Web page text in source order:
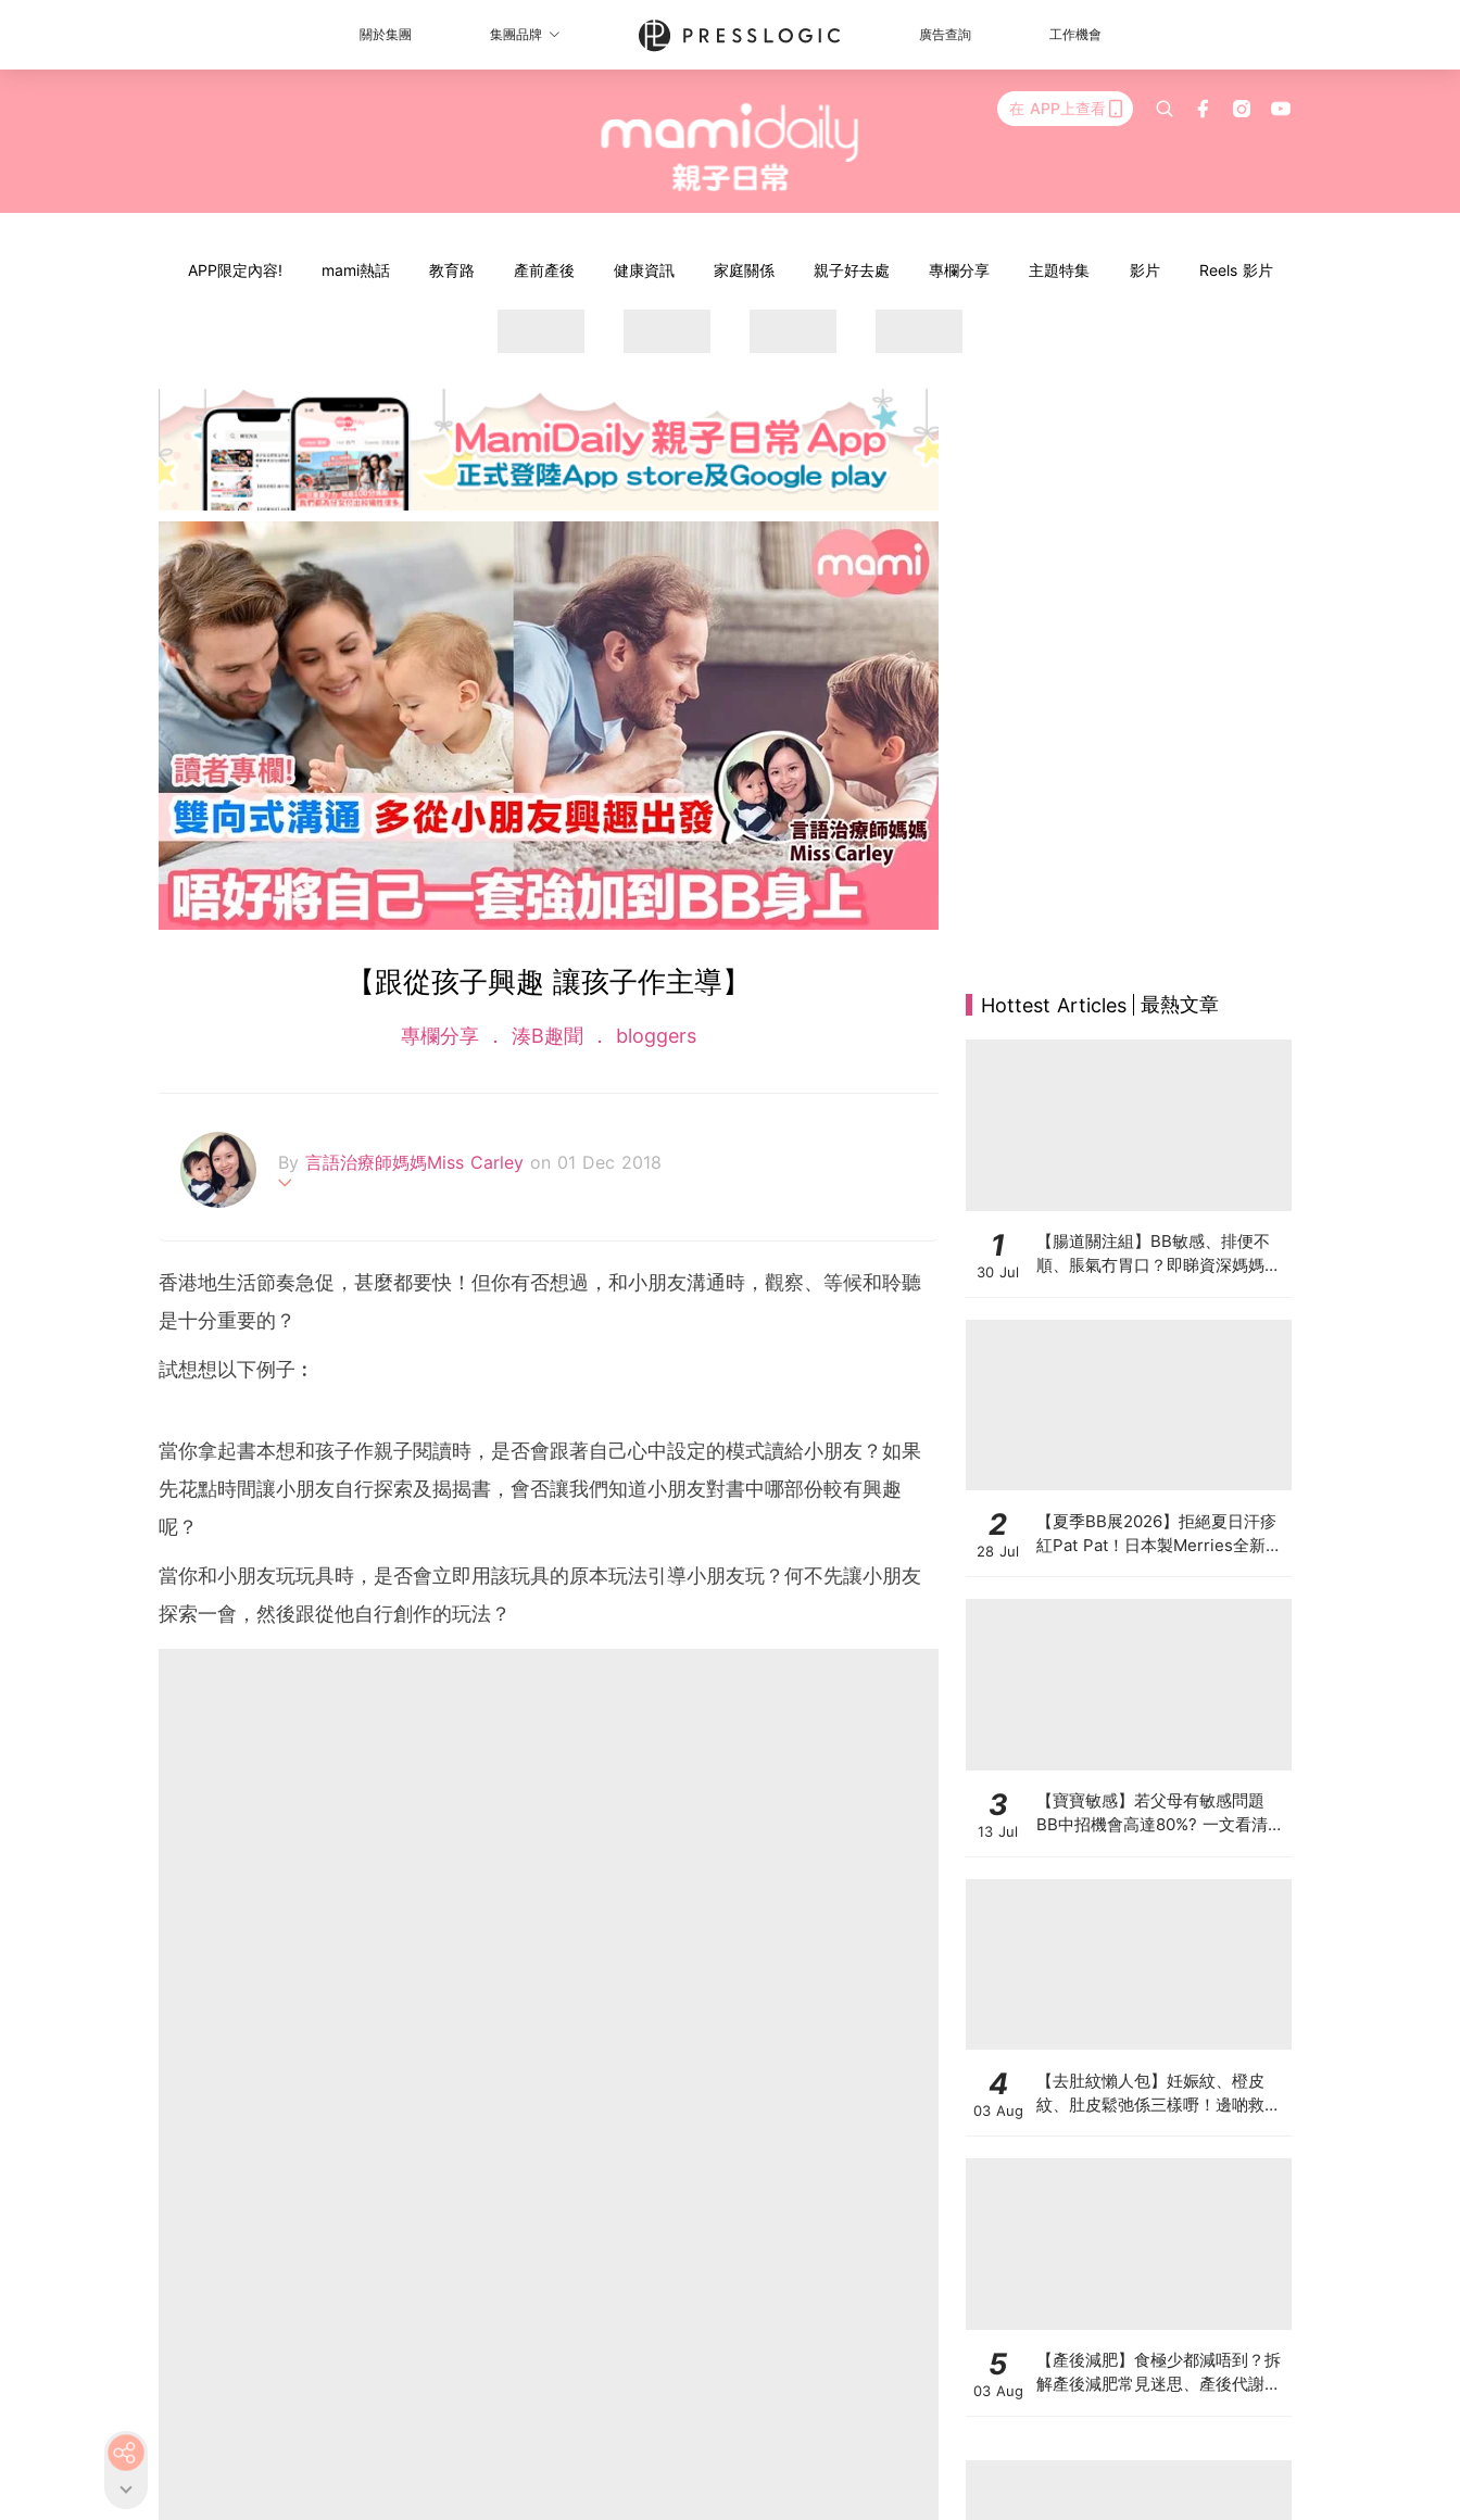
關於集團 集團品牌 廣告查詢 工作機會
在 APP上查看
APP限定內容! mami熱話 教育路 產前產後 健康資訊 家庭關係 親子好去處 專欄分享 主題特集 影片 Reels 影片
【跟從孩子興趣 讓孩子作主導】
專欄分享 湊B趣聞 bloggers
By 言語治療師媽媽Miss Carley on 01 Dec 2018
語言發展、英語學習、親子溝通等資訊，Facebook專頁︰言語治療師媽媽Miss Ca
香港地生活節奏急促，甚麼都要快！但你有否想過，和小朋友溝通時，觀察、等候和聆聽
是十分重要的？
試想想以下例子︰
當你拿起書本想和孩子作親子閱讀時，是否會跟著自己心中設定的模式讀給小朋友？如果
先花點時間讓小朋友自行探索及揭揭書，會否讓我們知道小朋友對書中哪部份較有興趣
呢？
當你和小朋友玩玩具時，是否會立即用該玩具的原本玩法引導小朋友玩？何不先讓小朋友
探索一會，然後跟從他自行創作的玩法？
Hottest Articles 最熱文章
1
30 Jul
【腸道關注組】BB敏感、排便不
順、脹氣冇胃口？即睇資深媽媽分
2
28 Jul
【夏季BB展2026】拒絕夏日汗疹
紅Pat Pat！日本製Merries全新超
3
13 Jul
【寶寶敏感】若父母有敏感問題
BB中招機會高達80%? 一文看清預
4
03 Aug
【去肚紋懶人包】妊娠紋、橙皮
紋、肚皮鬆弛係三樣嘢！邊啲救得
5
03 Aug
【產後減肥】食極少都減唔到？拆
解產後減肥常見迷思、產後代謝、